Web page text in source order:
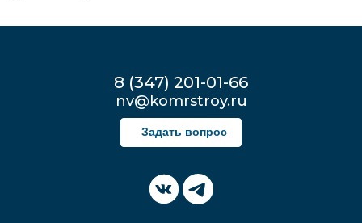
8 (347) 201-01-66
nv@komrstroy.ru
Задать вопрос